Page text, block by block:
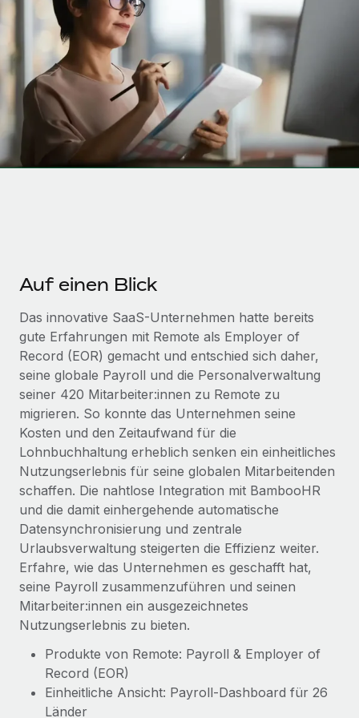
Globales Onboarding und Verwalten von
Freelancer:innen
PEO
Auslagern von komplexen HR-Aufgaben
INFRASTRUKTUR
Remote Embedded
Verknüpfung beliebiger KI-Tools mit Remote über unser
Integrationen
Prozessoptimierung mit unverzichtbaren Business-
Tools
DIENSTLEISTUNGEN
Frag unsere Expert:innen
Hilfe von Expert:innen für globale HR & Compliance
Background-Checks
Einfacheres Bewerber:innen-Screening
Compliance Watchtower
Lückenlose Compliance
Geräteverwaltung
Globale Bereitstellung und Verfolgung von IT-
Geräten
Gründung von Niederlassungen
Schnelle, rechtssichere Gründung von
WACHSTUMSPHASE
Startups
Agile HR- und Payroll-Lösungen für wachsende
Unternehmen
Mittelstand
Maßgeschneiderte HR-Lösungen, um Teams zu
PARTNER WERDEN
Strategische Technologiepartner
Flexible Einbettung von Global-HR-Funktionen in deine
Plattform
Partner werden
Entdecke die Möglichkeiten einer Partnerschaft
Remote Build Demnächst verfügbar
Beratung zu Integrationen und KI-Automatisierung
FALLSTUDIEN
So hat der KI-Vorreiter Weaviate sein Team mit
Remote um 120 % vergrößert
Weaviate auf einen Blick Weaviate entwickelt KI-basierte
Open-Source-Infrastrukturen. Das...
Strategische Partnerschaft zwischen
Reverse Tech und Remote für Contractor
Gesamtbeschäftigungskosten
Honorarzahlungen berechnen
Informationen zu möglichen Währungen und
Abwicklungsfristen für globale Freelancer:innen
LERNEN MIT REMOTE
Forschung und Leitfäden
Webinare
Events
Newsroom
Informationen zu Gehältern und Qualifikationen
Hol dir Unterstützung
Alle Ressourcen anzeigen
BLOG
Globale Payroll
Contractor Management
Steuern
Nederlands
Français
Deutsch
Español
中文（简体）
Anmelden
Auf einen Blick
Das innovative SaaS-Unternehmen hatte bereits
gute Erfahrungen mit Remote als Employer of
Record (EOR) gemacht und entschied sich daher,
seine globale Payroll und die Personalverwaltung
seiner 420 Mitarbeiter:innen zu Remote zu
migrieren. So konnte das Unternehmen seine
Kosten und den Zeitaufwand für die
Lohnbuchhaltung erheblich senken ein einheitliches
Nutzungserlebnis für seine globalen Mitarbeitenden
schaffen. Die nahtlose Integration mit BambooHR
und die damit einhergehende automatische
Datensynchronisierung und zentrale
Urlaubsverwaltung steigerten die Effizienz weiter.
Erfahre, wie das Unternehmen es geschafft hat,
seine Payroll zusammenzuführen und seinen
Mitarbeiter:innen ein ausgezeichnetes
Nutzungserlebnis zu bieten.
Produkte von Remote: Payroll & Employer of
Record (EOR)
Einheitliche Ansicht: Payroll-Dashboard für 26
Länder